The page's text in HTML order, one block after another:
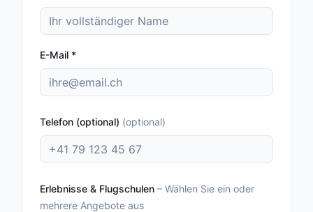
E-Mail *
Telefon (optional) (optional)
Erlebnisse & Flugschulen – Wählen Sie ein oder
mehrere Angebote aus